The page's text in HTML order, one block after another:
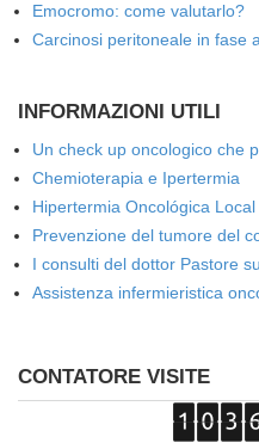
Emocromo: come valutarlo?
Carcinosi peritoneale in fase
INFORMAZIONI UTILI
Un check up oncologico che
Chemioterapia e Ipertermia
Hipertermia Oncológica
Prevenzione del tumore del
I consulti del dottor Pastore
Assistenza infermieristica
CONTATORE VISITE